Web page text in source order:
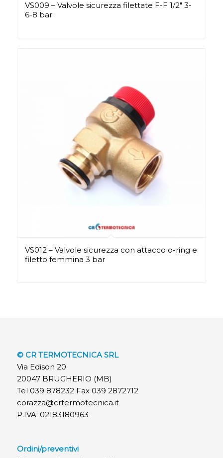
VS009 – Valvole sicurezza filettate F-F 1/2″ 3-
6-8 bar
VS012 – Valvole sicurezza con attacco o-ring e
filetto femmina 3 bar
© CR TERMOTECNICA SRL
Via Edison 20
20047 BRUGHERIO (MB)
Tel 039 878232 Fax 039 2872712
corazza@crtermotecnica.it
P.IVA: 02183180963
Ordini/preventivi